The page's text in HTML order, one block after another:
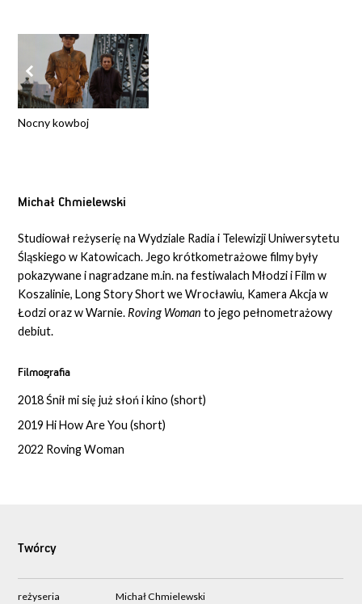
Nocny kowboj
Michał Chmielewski
Studiował reżyserię na Wydziale Radia i Telewizji Uniwersytetu
Śląskiego w Katowicach. Jego krótkometrażowe filmy były
pokazywane i nagradzane m.in. na festiwalach Młodzi i Film w
Koszalinie, Long Story Short we Wrocławiu, Kamera Akcja w
Łodzi oraz w Warnie. Roving Woman to jego pełnometrażowy
debiut.
Filmografia
2018 Śnił mi się już słoń i kino (short)
2019 Hi How Are You (short)
2022 Roving Woman
Twórcy
reżyseria Michał Chmielewski